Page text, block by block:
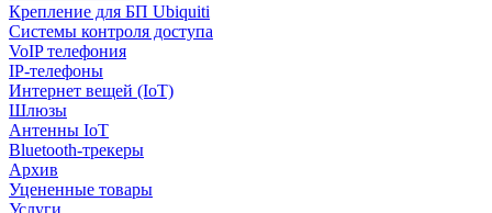
Крепление для БП Ubiquiti
Системы контроля доступа
VoIP телефония
IP-телефоны
Интернет вещей (IoT)
Шлюзы
Антенны IoT
Bluetooth-трекеры
Архив
Уцененные товары
Услуги